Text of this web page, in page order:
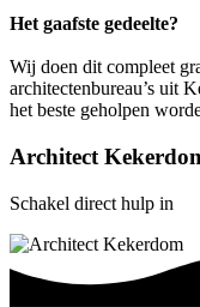
Het gaafste gedeelte?
Wij doen dit compleet
architectenbureau’s uit
het beste geholpen
Architect
Schakel direct hulp in